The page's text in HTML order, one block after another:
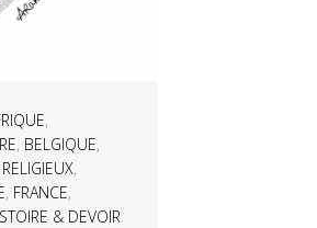
,
, BELGIQUE,
,
, FRANCE,
& DEVOIR